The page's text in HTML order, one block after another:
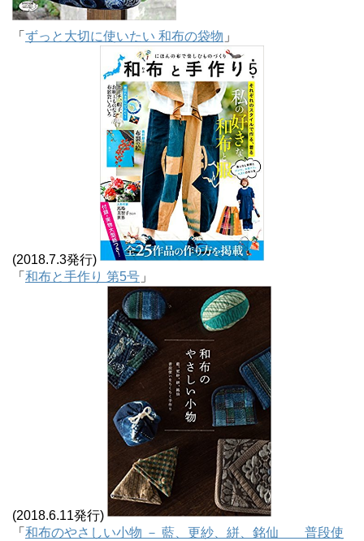
「 ずっと大切に使いたい 和布の袋物 」
(2018.7.3発行)
「 和布と手作り 第5号 」
(2018.6.11発行)
「 和布のやさしい小物 － 藍、更紗、絣、銘仙 普段使